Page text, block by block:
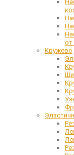
от
Кружево